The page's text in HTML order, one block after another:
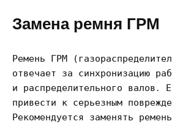
Замена ремня ГРМ
Ремень ГРМ
отвечает за синхронизацию
и распределительного валов․
привести к серьезным
Рекомендуется заменять